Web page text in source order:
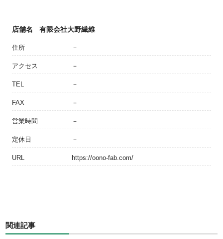
店舗名 有限会社大野繊維
住所 －
アクセス －
TEL －
FAX －
営業時間 －
定休日 －
URL https://oono-fab.com/
関連記事